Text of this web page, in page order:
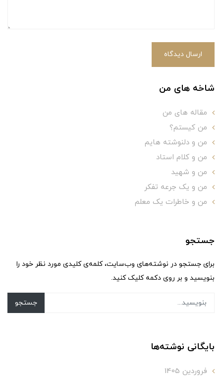
ارسال دیدگاه
شاخه های من
مقاله های من
من کیستم؟
من و دلنوشته هایم
من و کلام استاد
من و شهید
من و یک جرعه تفکر
من و خاطرات یک معلم
جستجو
برای جستجو در نوشته‌های وب‌سایت، کلمه‌ی کلیدی مورد نظر خود را
بنویسید و بر روی دکمه کلیک کنید.
جستجو
بایگانی نوشته‌ها
فروردین 1405